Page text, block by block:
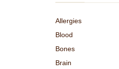
Allergies
Blood
Bones
Brain